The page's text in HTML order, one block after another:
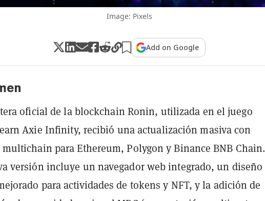
Image: Pixels
Add on Google
oficial de la blockchain Ronin, utilizada en el juego
Axie Infinity, recibió una actualización masiva con
para Ethereum, Polygon y Binance BNB Chain.
versión incluye un navegador web integrado, un diseño
para actividades de tokens y NFT, y la adición de